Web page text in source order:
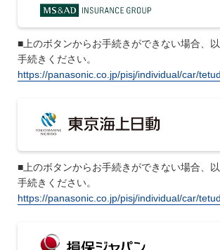
■上のボタンからお手続きができない場合、
手続きください。
https://panasonic.co.jp/pisj/individual/car/
■上のボタンからお手続きができない場合、
手続きください。
https://panasonic.co.jp/pisj/individual/car/